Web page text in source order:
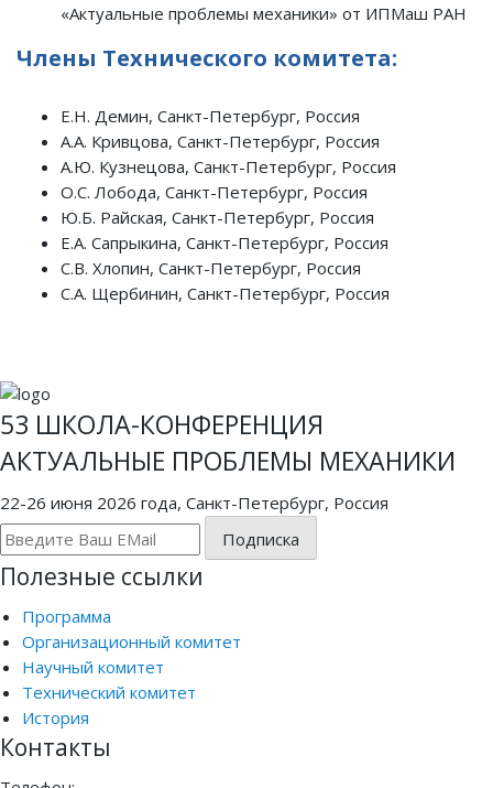
«Актуальные проблемы механики» от ИПМаш РАН
Члены Технического комитета:
Е.Н. Демин, Санкт-Петербург, Россия
А.А. Кривцова, Санкт-Петербург, Россия
А.Ю. Кузнецова, Санкт-Петербург, Россия
О.С. Лобода, Санкт-Петербург, Россия
Ю.Б. Райская, Санкт-Петербург, Россия
Е.А. Сапрыкина, Санкт-Петербург, Россия
С.В. Хлопин, Санкт-Петербург, Россия
С.А. Щербинин, Санкт-Петербург, Россия
53 ШКОЛА-КОНФЕРЕНЦИЯ
АКТУАЛЬНЫЕ ПРОБЛЕМЫ МЕХАНИКИ
22-26 июня 2026 года, Санкт-Петербург, Россия
Подписка
Полезные ссылки
Программа
Организационный комитет
Научный комитет
Технический комитет
История
Контакты